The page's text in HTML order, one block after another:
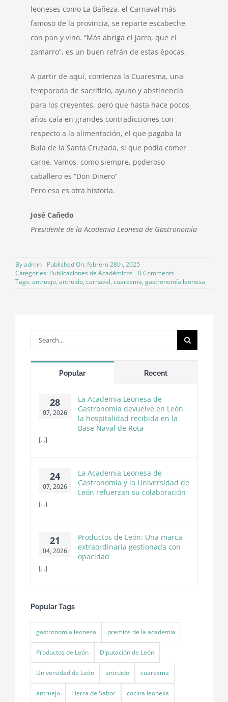
leoneses como La Bañeza, el Carnaval más
famoso de la provincia, se reparte escabeche
con pan y vino. “Más abriga el jarro, que el
zamarro”, es un buen refrán de estas épocas.
A partir de aquí, comienza la Cuaresma, una
temporada de sacrificio, ayuno y abstinencia
para los creyentes, pero que hasta hace pocos
años caía en grandes contradicciones con
respecto a la alimentación, el que pagaba la
Bula de la Santa Cruzada, sí que podía comer
carne. Vamos, como siempre, poderoso
caballero es “Don Dinero”
Pero esa es otra historia.
José Cañedo
Presidente de la Academia Leonesa de Gastronomía
Byadmin
Published On: febrero 28th, 2025
Categories: Publicaciones de Académicos 0 Comments
Gastronomía
Tags:antruejo, antruido, carnaval, cuaresma, gastronomía leonesa
Search
for:
Popular Recent
28
07, 2026
La Academia Leonesa de
Gastronomía devuelve en León
la hospitalidad recibida en la
Base Naval de Rota
[...]
24
07, 2026
La Academia Leonesa de
Gastronomía y la Universidad de
León refuerzan su colaboración
[...]
21
04, 2026
Productos de León: Una marca
extraordinaria gestionada con
opacidad
[...]
Popular Tags
gastronomía leonesa premios de la academia
Productos de León Diputación de León
Universidad de León antruido cuaresma
antruejo Tierra de Sabor cocina leonesa